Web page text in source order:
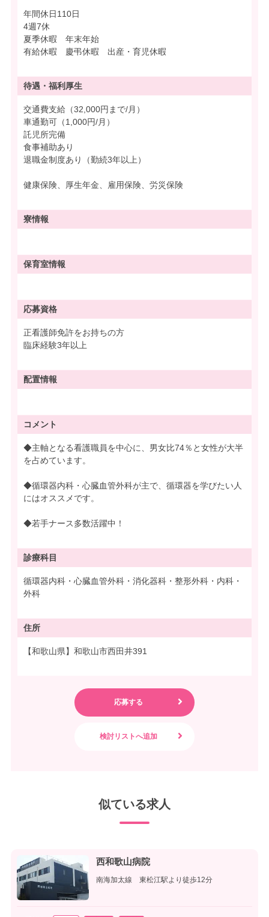
年間休日110日
4週7休
夏季休暇 年末年始
有給休暇 慶弔休暇 出産・育児休暇
待遇・ 福利厚生
交通費支給（32,000円まで/月）
車通勤可（1,000円/月）
託児所完備
食事補助あり
退職金制度あり（勤続3年以上）
健康保険、厚生年金、雇用保険、労災保険
寮情報
保育室情報
応募資格
正看護師免許をお持ちの方
臨床経験3年以上
配置情報
コメント
◆主軸となる看護職員を中心に、男女比74％と女性が大半
を占めています。
◆循環器内科・心臓血管外科が主で、循環器を学びたい人
にはオススメです。
◆若手ナース多数活躍中！
診療科目
循環器内科・心臓血管外科・消化器科・整形外科・内科・
外科
住所
【和歌山県】和歌山市西田井391
似ている求人
西和歌山病院
南海加太線 東松江駅より徒歩12分